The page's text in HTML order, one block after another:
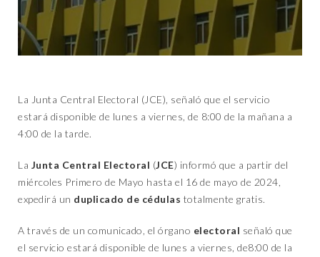
La Junta Central Electoral (JCE), señaló que el servicio
estará disponible de lunes a viernes, de 8:00 de la mañana a
4:00 de la tarde.
La Junta Central Electoral (JCE) informó que a partir del
miércoles Primero de Mayo hasta el 16 de mayo de 2024,
expedirá un duplicado de cédulas totalmente gratis.
A través de un comunicado, el órgano electoral señaló que
el servicio estará disponible de lunes a viernes, de8:00 de la